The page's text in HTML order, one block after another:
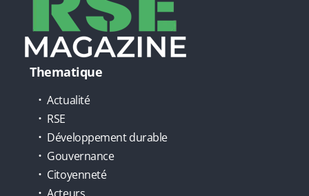
Thematique
Actualité
RSE
Développement durable
Gouvernance
Citoyenneté
Acteurs